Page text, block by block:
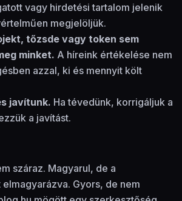
vagy hirdetési tartalom jelenik
megjelöljük.
tőzsde vagy token sem
minket. A híreink értékelése nem
azzal, ki és mennyit költ
javítunk. Ha tévedünk, korrigáljuk a
a javítást.
száraz. Magyarul, de a
Gyors, de nem